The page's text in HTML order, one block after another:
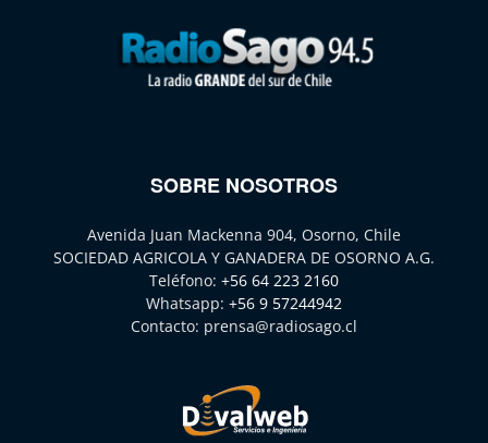
SOBRE NOSOTROS
Avenida Juan Mackenna 904, Osorno, Chile
SOCIEDAD AGRICOLA Y GANADERA DE OSORNO A.G.
Teléfono: +56 64 223 2160
Whatsapp: +56 9 57244942
Contacto: prensa@radiosago.cl